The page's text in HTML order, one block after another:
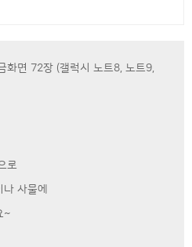
화면 72장 (갤럭시 노트8, 노트9,
로
사물에
~